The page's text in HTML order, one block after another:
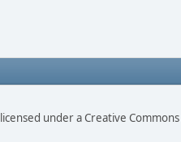
under a Creative